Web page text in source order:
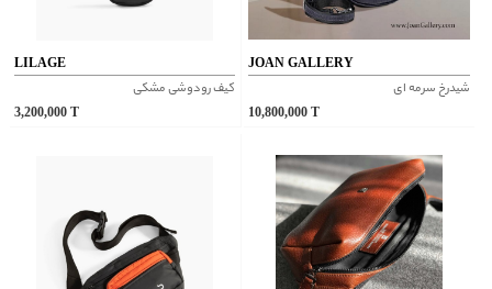
LILAGE
کیف رودوشی مشکی
3,200,000
JOAN GALLERY
شیدرخ سرمه ای
10,800,000